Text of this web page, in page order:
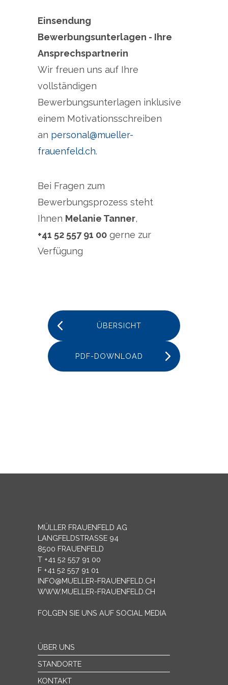
Einsendung
Bewerbungsunterlagen - Ihre
Ansprechspartnerin
Wir freuen uns auf Ihre
vollständigen
Bewerbungsunterlagen inklusive
einem Motivationsschreiben
an personal@mueller-
frauenfeld.ch.
Bei Fragen zum
Bewerbungsprozess steht
Ihnen Melanie Tanner,
+41 52 557 91 00 gerne zur
Verfügung
ÜBERSICHT
PDF-DOWNLOAD
MÜLLER FRAUENFELD AG
LANGFELDSTRASSE 94
8500 FRAUENFELD
T +41 52 557 91 00
F +41 52 557 91 01
INFO@MUELLER-FRAUENFELD.CH
WWW.MUELLER-FRAUENFELD.CH
FOLGEN SIE UNS AUF SOCIAL MEDIA
ÜBER UNS
STANDORTE
KONTAKT